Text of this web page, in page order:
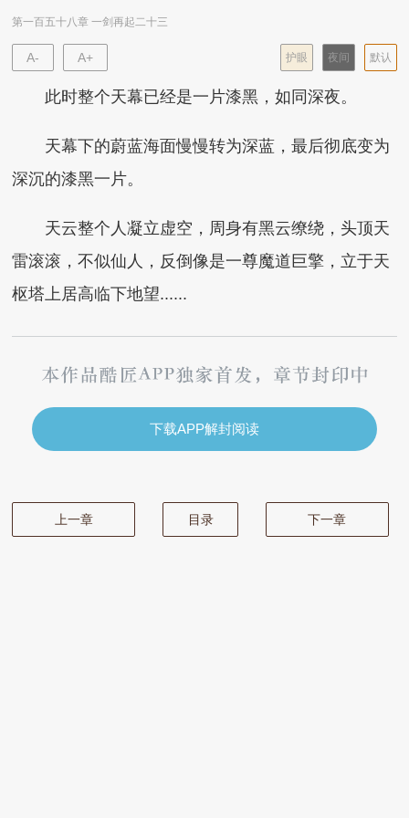
第一百五十八章 一剑再起二十三
A- A+ 默认
夜间
护眼
此时整个天幕已经是一片漆黑，如同深夜。
天幕下的蔚蓝海面慢慢转为深蓝，最后彻底变为
深沉的漆黑一片。
天云整个人凝立虚空，周身有黑云缭绕，头顶天
雷滚滚，不似仙人，反倒像是一尊魔道巨擎，立于天
枢塔上居高临下地望......
下载APP解封阅读
上一章 目录 下一章